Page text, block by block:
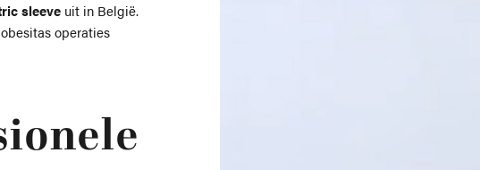
sleeve uit in België.
operaties